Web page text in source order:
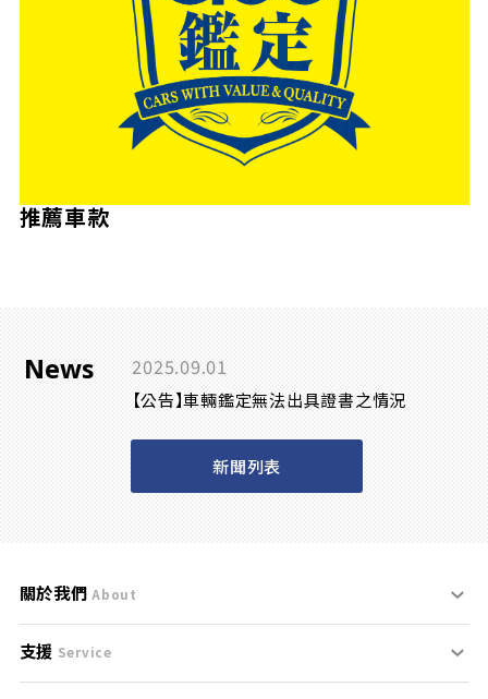
推薦車款
News 2025.09.01
【公告】車輛鑑定無法出具證書之情況
新聞列表
關於我們 About
刊登規範
支援 Service